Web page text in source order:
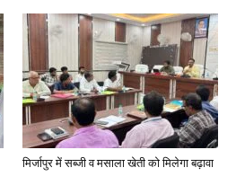
मिर्जापुर में सब्जी व मसाला खेती को मिलेगा बढ़ावा